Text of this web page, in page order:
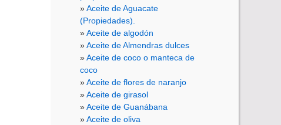
Aceite de Aguacate
(Propiedades).
Aceite de algodón
Aceite de Almendras dulces
Aceite de coco o manteca de
coco
Aceite de flores de naranjo
Aceite de girasol
Aceite de Guanábana
Aceite de oliva